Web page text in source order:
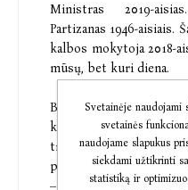
Ministras 2019-
Partizanas 1946-aisiais.
kalbos mokytoja 2018-
mūsų, bet kuri diena.
Botas kodiniu vardu
keliauti laiku,
trumpam pasisavina
pasielgtų taip, kaip
– fiksuoti
Svetainėje naudojami
svetainės
naudojame slapukus
siekdami užtikrinti
statistiką ir